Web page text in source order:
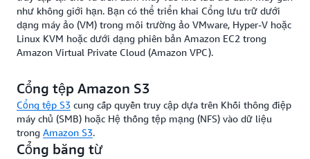
như không giới hạn. Bạn có thể triển khai Cổng lưu trữ dưới
dạng máy ảo (VM) trong môi trường ảo VMware, Hyper-V hoặc
Linux KVM hoặc dưới dạng phiên bản Amazon EC2 trong
Amazon Virtual Private Cloud (Amazon VPC).
Cổng tệp Amazon S3
Cổng tệp S3 cung cấp quyền truy cập dựa trên Khối thông điệp
máy chủ (SMB) hoặc Hệ thống tệp mạng (NFS) vào dữ liệu
trong Amazon S3.
Cổng băng từ